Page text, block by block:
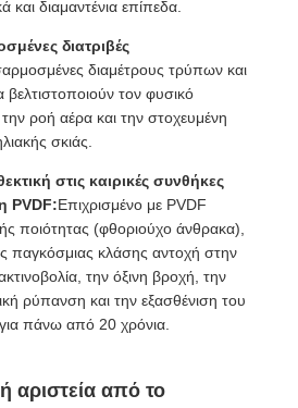
και διαμαντένια επίπεδα.
διατριβές
διαμέτρους τρύπων και
βελτιστοποιούν τον φυσικό
ροή αέρα και την στοχευμένη
σκιάς.
στις καιρικές συνθήκες
PVDF:Επιχρισμένο με PVDF
ποιότητας (φθοριούχο άνθρακα),
παγκόσμιας κλάσης αντοχή στην
την όξινη βροχή, την
ρύπανση και την εξασθένιση του
πάνω από 20 χρόνια.
αριστεία από το